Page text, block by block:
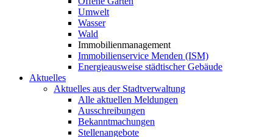
Umwelt
Wasser
Wald
Immobilienmanagement
Immobilienservice Menden (ISM)
Energieausweise städtischer Gebäude
Aktuelles
Aktuelles aus der Stadtverwaltung
Alle aktuellen Meldungen
Ausschreibungen
Bekanntmachungen
Stellenangebote